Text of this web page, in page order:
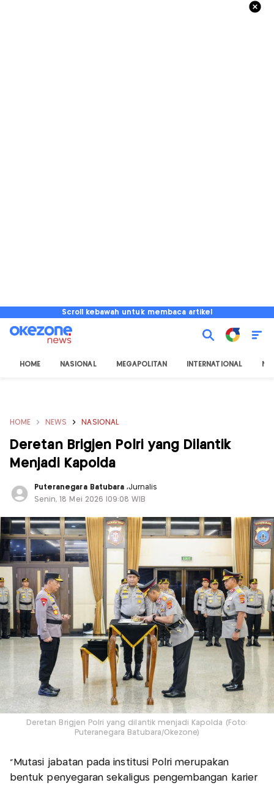
Scroll kebawah untuk membaca artikel
HOME NASIONAL MEGAPOLITAN INTERNATIONAL
HOME NEWS NASIONAL
Deretan Brigjen Polri yang Dilantik
Menjadi Kapolda
Puteranegara Batubara,Jurnalis
Senin, 18 Mei 2026 |09:08 WIB
Deretan Brigjen Polri yang dilantik menjadi Kapolda (Foto:
Puteranegara Batubara/Okezone)
“Mutasi jabatan pada institusi Polri merupakan
bentuk penyegaran sekaligus pengembangan karier